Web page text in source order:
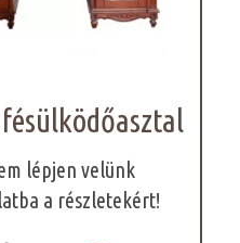
lépjen velünk
a részletekért!